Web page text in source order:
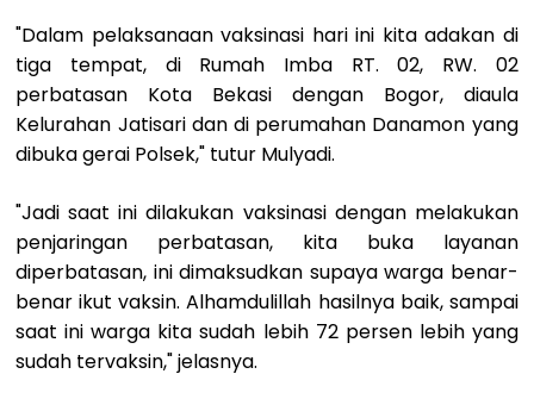
"Dalam pelaksanaan vaksinasi hari ini kita adakan di
tiga tempat, di Rumah Imba RT. 02, RW. 02
perbatasan Kota Bekasi dengan Bogor, diaula
Kelurahan Jatisari dan di perumahan Danamon yang
dibuka gerai Polsek," tutur Mulyadi.
"Jadi saat ini dilakukan vaksinasi dengan melakukan
penjaringan perbatasan, kita buka layanan
diperbatasan, ini dimaksudkan supaya warga benar-
benar ikut vaksin. Alhamdulillah hasilnya baik, sampai
saat ini warga kita sudah lebih 72 persen lebih yang
sudah tervaksin," jelasnya.